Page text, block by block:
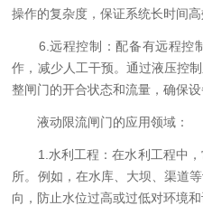
操作的复杂度，保证系统长时间高
6.远程控制：配备有远程控
作，减少人工干预。通过液压控
整闸门的开合状态和流量，确保设
液动限流闸门的应用领域：
1.水利工程：在水利工程中，
所。例如，在水库、大坝、渠道
向，防止水位过高或过低对环境和